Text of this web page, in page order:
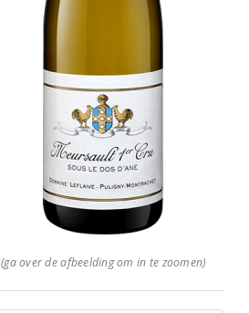
(ga over de afbeelding om in te zoomen)